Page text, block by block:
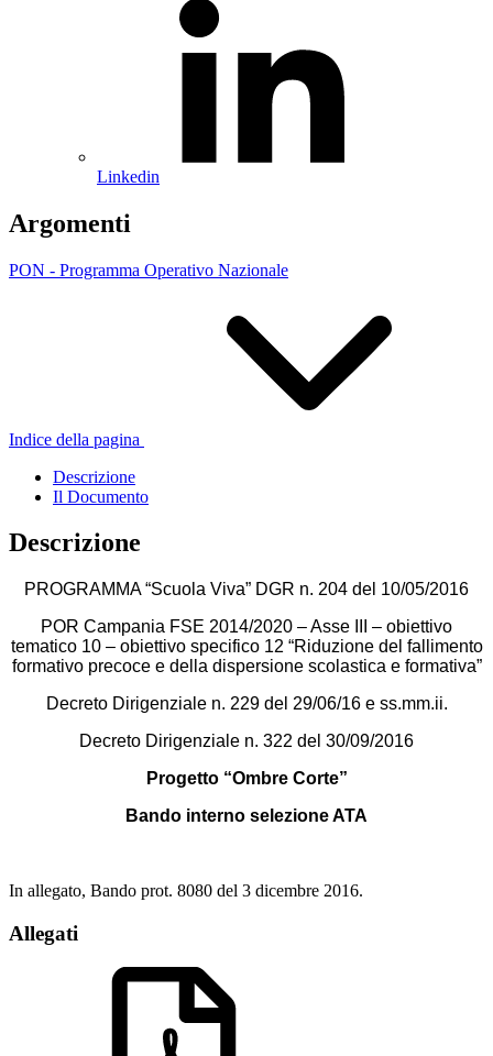
Linkedin
Argomenti
PON - Programma Operativo Nazionale
Indice della pagina
Descrizione
Il Documento
Descrizione
PROGRAMMA “Scuola Viva” DGR n. 204 del 10/05/2016
POR Campania FSE 2014/2020 – Asse III – obiettivo
tematico 10 – obiettivo specifico 12 “Riduzione del fallimento
formativo precoce e della dispersione scolastica e formativa”
Decreto Dirigenziale n. 229 del 29/06/16 e ss.mm.ii.
Decreto Dirigenziale n. 322 del 30/09/2016
Progetto “Ombre Corte”
Bando interno selezione ATA
In allegato, Bando prot. 8080 del 3 dicembre 2016.
Allegati